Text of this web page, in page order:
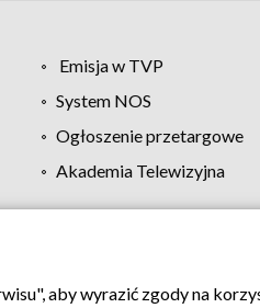
Emisja w TVP
System NOS
Ogłoszenie przetargowe
Akademia Telewizyjna
Regulamin TVP Polityka
aby wyrazić zgody na